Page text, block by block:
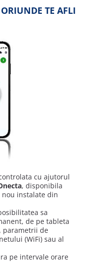
TE AFLI
cu ajutorul
, disponibila
instalate din
sa
de pe tableta
parametrii de
(WiFi) sau al
pe intervale orare